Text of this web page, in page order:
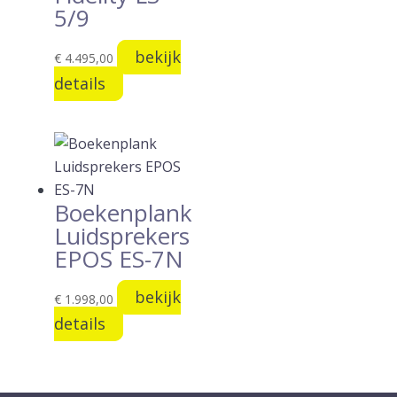
5/9
€4.495,00
bekijk
details
Boekenplank
Luidsprekers
EPOS ES-7N
€1.998,00
bekijk
details